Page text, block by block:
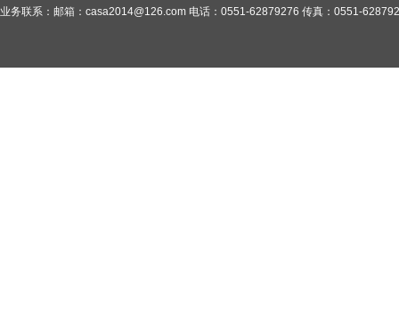
业务联系：邮箱：casa2014@126.com 电话：0551-62879276 传真：0551-